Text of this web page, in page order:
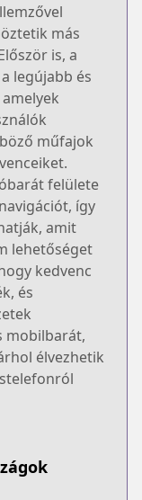
más
is, a
legújabb és
műfajok
felülete
így
amit
lehetőséget
kedvenc
és
mobilbarát,
élvezhetik